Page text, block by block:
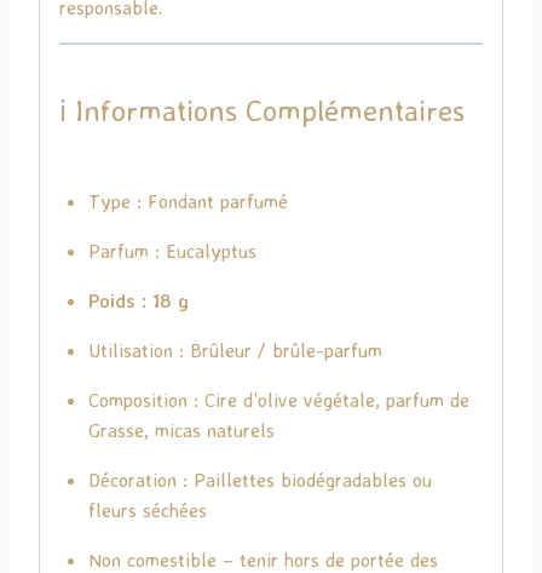
responsable.
ℹ️ Informations Complémentaires
Type : Fondant parfumé
Parfum : Eucalyptus
Poids : 18 g
Utilisation : Brûleur / brûle-parfum
Composition : Cire d’olive végétale, parfum de
Grasse, micas naturels
Décoration : Paillettes biodégradables ou
fleurs séchées
Non comestible – tenir hors de portée des